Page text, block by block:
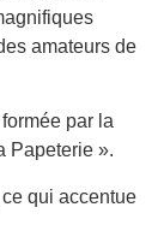
amateurs de
par la
Papeterie ».
qui accentue